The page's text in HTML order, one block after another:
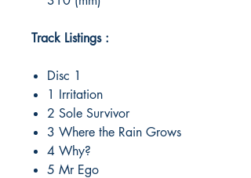
Track Listings :
Disc 1
1 Irritation
2 Sole Survivor
3 Where the Rain Grows
4 Why?
5 Mr Ego